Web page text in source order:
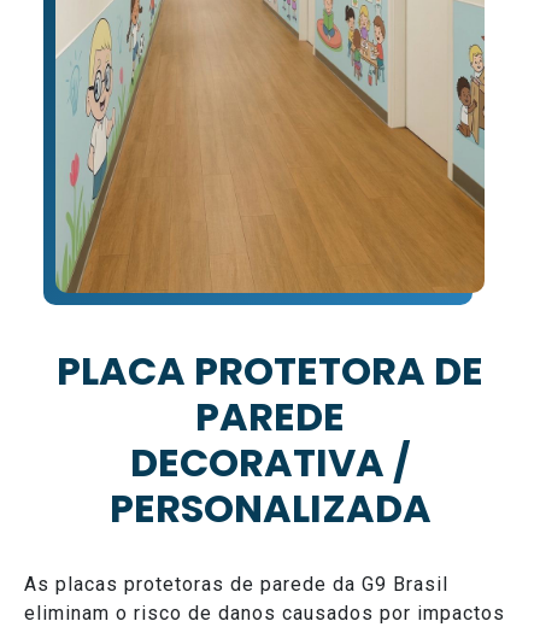
PLACA PROTETORA DE
PAREDE
DECORATIVA /
PERSONALIZADA
As placas protetoras de parede da G9 Brasil
eliminam o risco de danos causados por impactos